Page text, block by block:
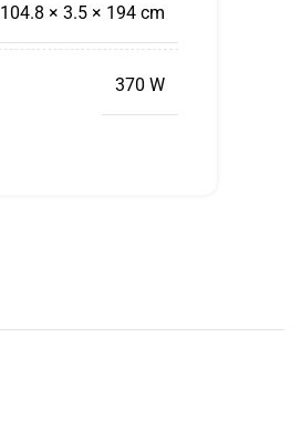
104.8 × 3.5 × 194 cm
370 W